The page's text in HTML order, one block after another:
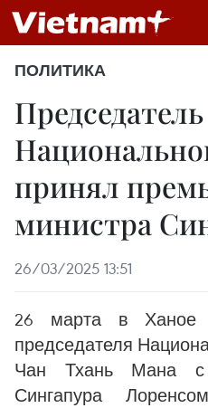
ПОЛИТИКА
Председатель
принял
министра
26/03/2025 13:51
26 марта в Ханое
председателя
Чан Тхань Мана с
Сингапура